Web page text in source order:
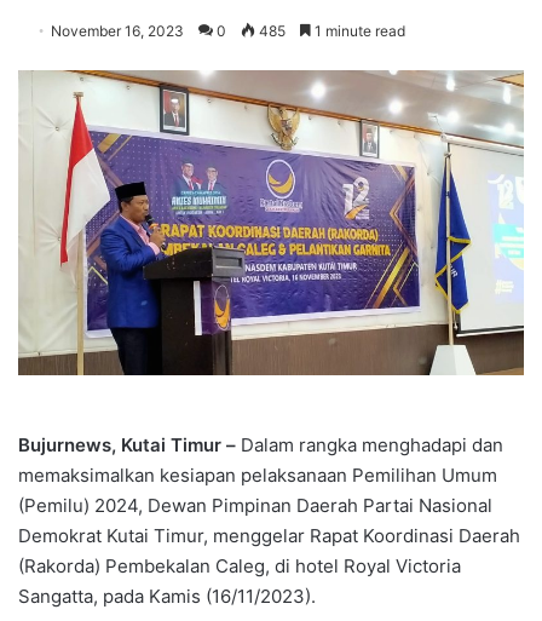
November 16, 2023 0 485 1 minute read
Bujurnews, Kutai Timur – Dalam rangka menghadapi dan
memaksimalkan kesiapan pelaksanaan Pemilihan Umum
(Pemilu) 2024, Dewan Pimpinan Daerah Partai Nasional
Demokrat Kutai Timur, menggelar Rapat Koordinasi Daerah
(Rakorda) Pembekalan Caleg, di hotel Royal Victoria
Sangatta, pada Kamis (16/11/2023).